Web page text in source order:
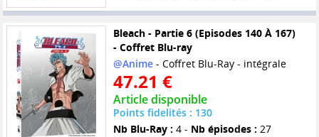
Bleach - Partie 6 (Episodes 140 À 167)
- Coffret Blu-ray
@Anime- Coffret Blu-Ray - intégrale
47.21 €
Article disponible
Points fidelités : 130
Nb Blu-Ray : 4 - Nb épisodes : 27